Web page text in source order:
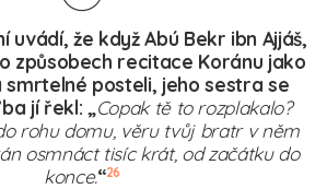
uvádí, že když Abú Bekr ibn Ajjáš,
způsobech recitace Koránu jako
smrtelné posteli, jeho sestra se
jí řekl: „Copak tě to rozplakalo?
rohu domu, věru tvůj bratr v něm
osmnáct tisíc krát, od začátku do
konce.“26